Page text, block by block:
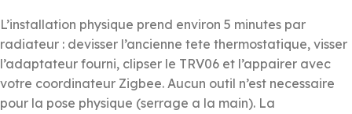
L’installation physique prend environ 5 minutes par
radiateur : devisser l’ancienne tete thermostatique, visser
l’adaptateur fourni, clipser le TRV06 et l’appairer avec
votre coordinateur Zigbee. Aucun outil n’est necessaire
pour la pose physique (serrage a la main). La